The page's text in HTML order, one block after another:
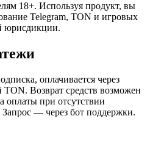
18+. Используя продукт, вы
Telegram, TON и игровых
юрисдикции.
оплачивается через
Возврат средств возможен
оплаты при отсутствии
— через бот поддержки.